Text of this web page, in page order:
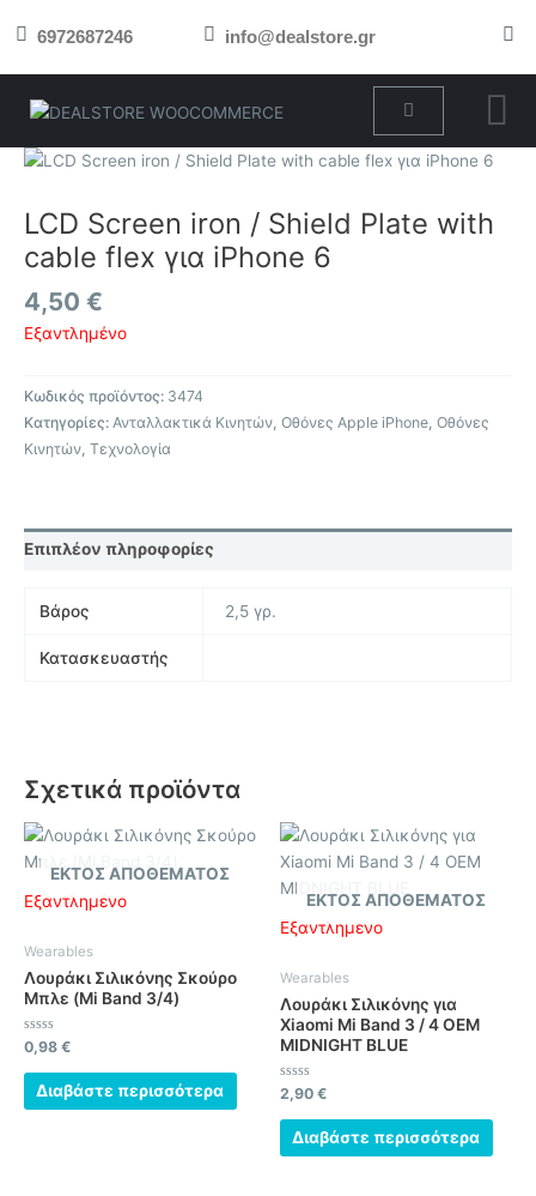
στο 6972687246 info@dealstore.gr
Cart
LCD Screen iron / Shield Plate with
cable flex για iPhone 6
4,50 €
Εξαντλημένο
Κωδικός προϊόντος: 3474
Κατηγορίες: Ανταλλακτικά Κινητών Οθόνες Apple iPhone Οθόνες
Κινητών Τεχνολογία
Επιπλέον πληροφορίες
Βάρος 2,5 γρ.
Κατασκευαστής
Σχετικά προϊόντα
ΕΚΤΌΣ ΑΠΟΘΈΜΑΤΟΣ
Εξαντλημένο
Wearables
Λουράκι Σιλικόνης Σκούρο
Μπλε (Mi Band 3/4)
Βαθμολογήθηκε
με
0
από
0,98 €
Διαβάστε περισσότερα
ΕΚΤΌΣ ΑΠΟΘΈΜΑΤΟΣ
Εξαντλημένο
Wearables
Λουράκι Σιλικόνης για
Xiaomi Mi Band 3 / 4 OEM
MIDNIGHT BLUE
Βαθμολογήθηκε
με
0
από
2,90 €
Διαβάστε περισσότερα